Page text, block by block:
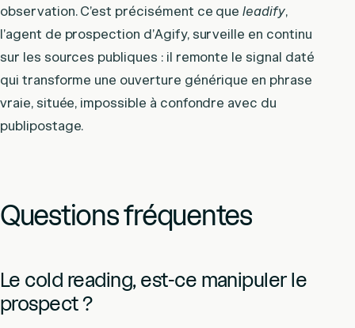
observation. C’est précisément ce queleadify,
l’agent de prospection d’Agify, surveille en continu
sur les sources publiques : il remonte le signal daté
qui transforme une ouverture générique en phrase
vraie, située, impossible à confondre avec du
publipostage.
Questions fréquentes
Le cold reading, est-ce manipuler le
prospect ?